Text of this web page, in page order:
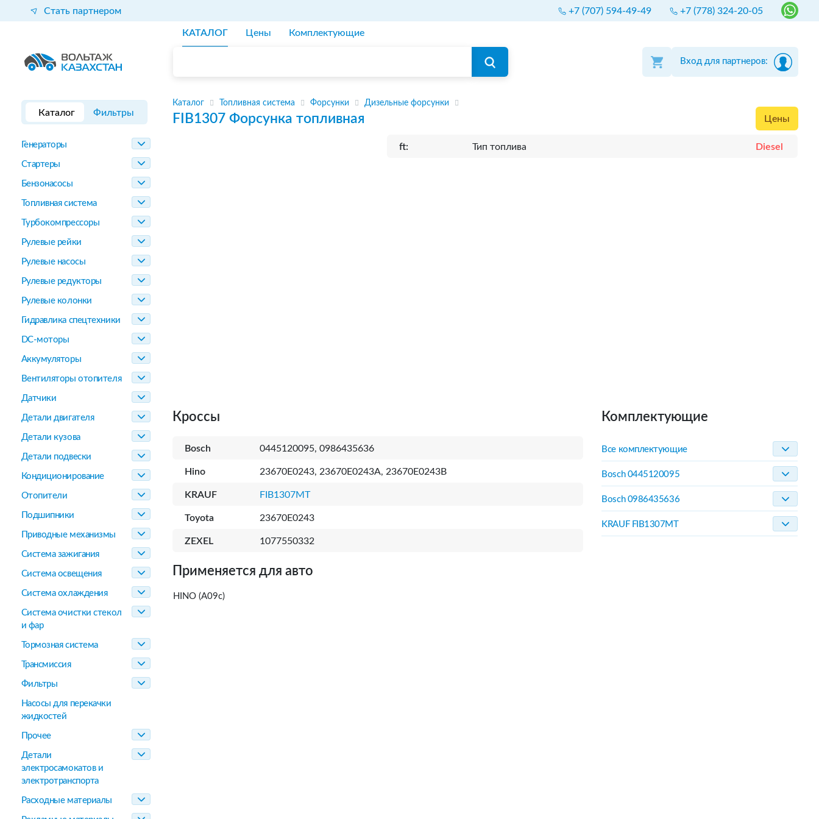
Стать партнером +7 (707) 594-49-49 +7 (778) 324-20-05
КАТАЛОГ Цены Комплектующие
Вход для партнеров:
Каталог Фильтры
Генераторы
Стартеры
Бензонасосы
Топливная система
Турбокомпрессоры
Рулевые рейки
Рулевые насосы
Рулевые редукторы
Рулевые колонки
Гидравлика спецтехники
DC-моторы
Аккумуляторы
Вентиляторы отопителя
Датчики
Детали двигателя
Детали кузова
Детали подвески
Кондиционирование
Отопители
Подшипники
Приводные механизмы
Система зажигания
Система освещения
Система охлаждения
Система очистки стекол
и фар
Тормозная система
Трансмиссия
Фильтры
Насосы для перекачки
жидкостей
Прочее
Детали
электросамокатов и
электротранспорта
Расходные материалы
Каталог Топливная система Форсунки Дизельные форсунки
FIB1307 Форсунка топливная Цены
ft: Тип топлива Diesel
Кроссы
Bosch 0445120095, 0986435636
Hino 23670E0243, 23670E0243A, 23670E0243B
KRAUF FIB1307MT
Toyota 23670E0243
ZEXEL 1077550332
Применяется для авто
HINO (A09c)
Комплектующие
Все комплектующие
Bosch 0445120095
Bosch 0986435636
KRAUF FIB1307MT